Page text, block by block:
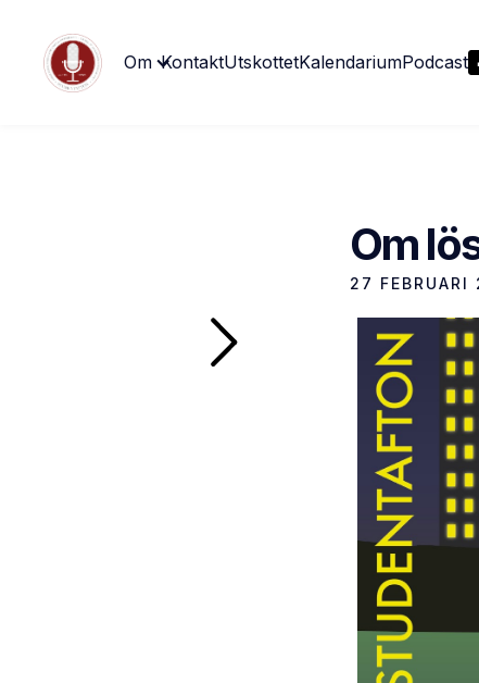
Om KontaktUtskottetKalendariumPodcast
Om
27 FEBRUARI